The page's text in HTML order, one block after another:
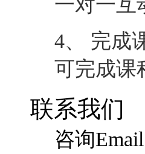
4、 完成
可完成课
联系我们
咨询Email